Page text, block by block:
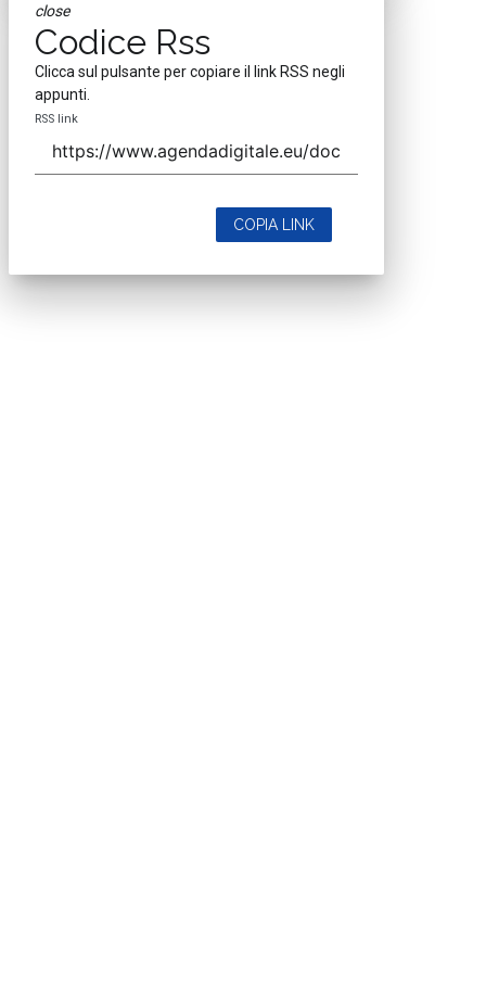
close
Codice Rss
Clicca sul pulsante per copiare il link RSS negli
appunti.
RSS link
COPIA LINK